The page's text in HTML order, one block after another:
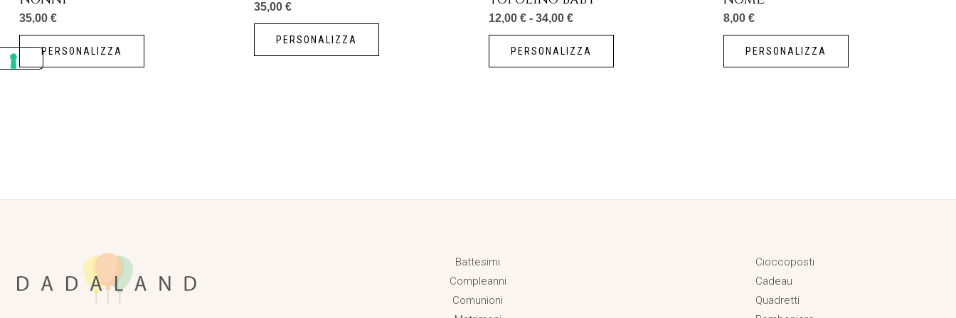
35,00 €
PERSONALIZZA
35,00 €
PERSONALIZZA
12,00 € - 34,00 €
PERSONALIZZA
8,00 €
PERSONALIZZA
Battesimi
Compleanni
Comunioni
Cioccoposti
Cadeau
Quadretti